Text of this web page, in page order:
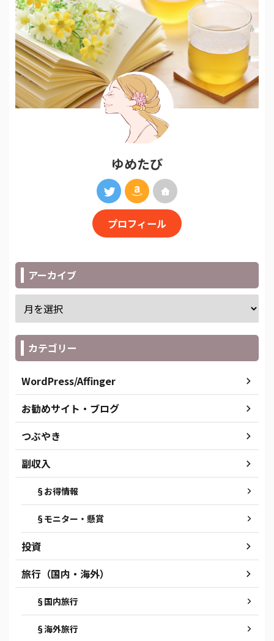
ゆめたび
プロフィール
アーカイブ
カテゴリー
WordPress/Affinger
お勧めサイト・ブログ
つぶやき
副収入
§お得情報
§モニター・懸賞
投資
旅行（国内・海外）
§国内旅行
§海外旅行